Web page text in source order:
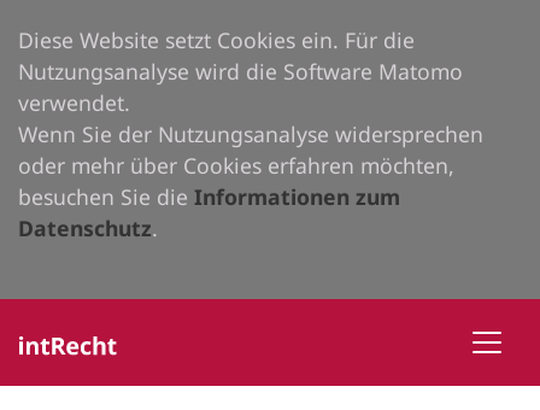
Diese Website setzt Cookies ein. Für die
Nutzungsanalyse wird die Software Matomo
verwendet.
Wenn Sie der Nutzungsanalyse widersprechen
oder mehr über Cookies erfahren möchten,
besuchen Sie die Informationen zum
Datenschutz.